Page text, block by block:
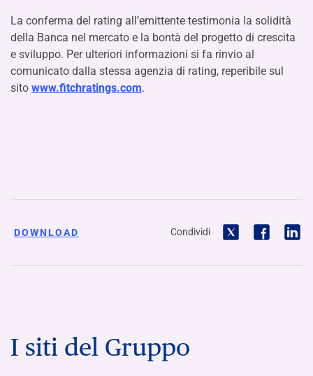
La conferma del rating all’emittente testimonia la solidità
della Banca nel mercato e la bontà del progetto di crescita
e sviluppo. Per ulteriori informazioni si fa rinvio al
comunicato dalla stessa agenzia di rating, reperibile sul
sito www.fitchratings.com.
DOWNLOAD Condividi
I siti del Gruppo